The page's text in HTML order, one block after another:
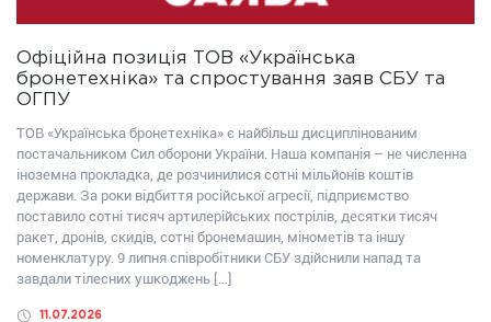
Офіційна позиція ТОВ «Українська
бронетехніка» та спростування заяв СБУ та
ОГПУ
ТОВ «Українська бронетехніка» є найбільш дисциплінованим
постачальником Сил оборони України. Наша компанія – не численна
іноземна прокладка, де розчинилися сотні мільйонів коштів
держави. За роки відбиття російської агресії, підприємство
поставило сотні тисяч артилерійських пострілів, десятки тисяч
ракет, дронів, скидів, сотні бронемашин, мінометів та іншу
номенклатуру. 9 липня співробітники СБУ здійснили напад та
завдали тілесних ушкоджень […]
11.07.2026